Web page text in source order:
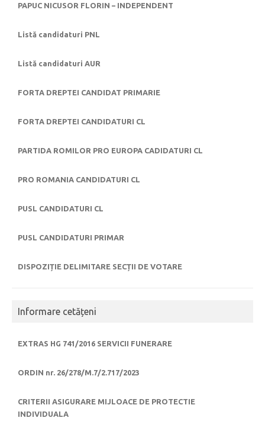
PAPUC NICUSOR FLORIN – INDEPENDENT
Listă candidaturi PNL
Listă candidaturi AUR
FORTA DREPTEI CANDIDAT PRIMARIE
FORTA DREPTEI CANDIDATURI CL
PARTIDA ROMILOR PRO EUROPA CADIDATURI CL
PRO ROMANIA CANDIDATURI CL
PUSL CANDIDATURI CL
PUSL CANDIDATURI PRIMAR
DISPOZIȚIE DELIMITARE SECȚII DE VOTARE
Informare cetățeni
EXTRAS HG 741/2016 SERVICII FUNERARE
ORDIN nr. 26/278/M.7/2.717/2023
CRITERII ASIGURARE MIJLOACE DE PROTECTIE
INDIVIDUALA